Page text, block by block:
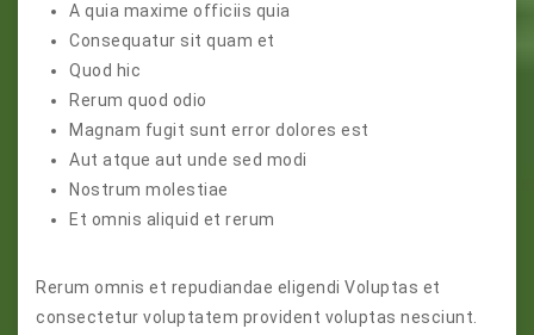
A quia maxime officiis quia
Consequatur sit quam et
Quod hic
Rerum quod odio
Magnam fugit sunt error dolores est
Aut atque aut unde sed modi
Nostrum molestiae
Et omnis aliquid et rerum
Rerum omnis et repudiandae eligendi Voluptas et
consectetur voluptatem provident voluptas nesciunt.